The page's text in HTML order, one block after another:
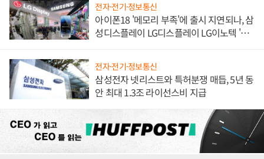
전자·전기·정보통신
아이폰18 '메모리 부족'에 출시 지연되나, 삼
성디스플레이 LG디스플레이 LG이노텍 '탈
전자·전기·정보통신
삼성전자 넷리스트와 특허분쟁 매듭, 5년 동
안 최대 1.3조 라이선스비 지급